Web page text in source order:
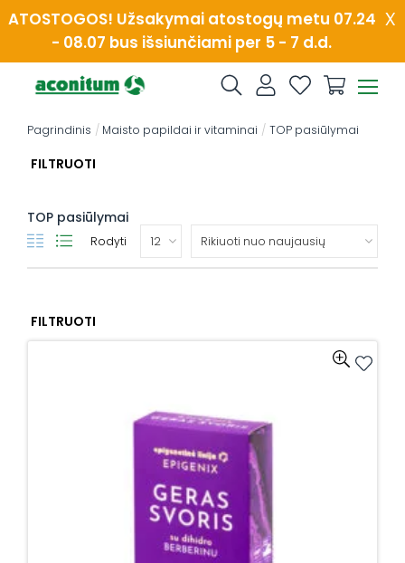
Skip
to
x
ATOSTOGOS! Užsakymai atostogų metu 07.24
- 08.07 bus išsiunčiami per 5 - 7 d.d.
Pagrindinis / Maisto papildai ir vitaminai / TOP pasiūlymai
FILTRUOTI
TOP pasiūlymai
Rodyti
FILTRUOTI